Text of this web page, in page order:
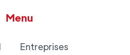
Menu
Entreprises